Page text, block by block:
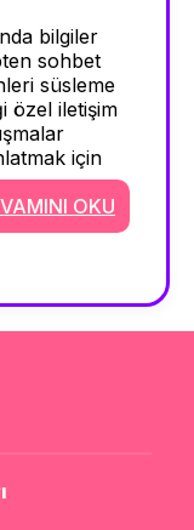
bilgiler
sohbet
süsleme
özel iletişim
için
OKU